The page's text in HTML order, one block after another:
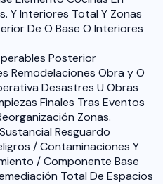
Y Interiores Total Y Zonas
De O Base O Interiores
Posterior
Remodelaciones Obra y O
Desastres U Obras
Finales Tras Eventos
Zonas.
Resguardo
/ Contaminaciones Y
/ Componente Base
Total De Espacios